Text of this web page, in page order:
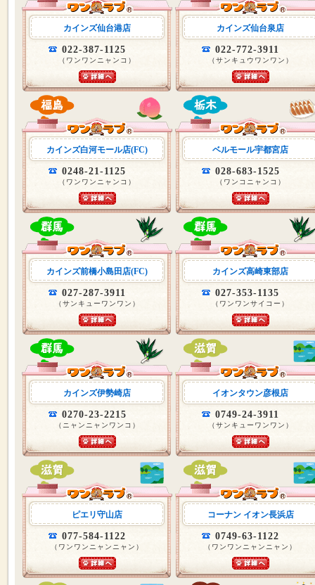
カインズ仙台港店
022-387-1125
（ワンワンニャンコ）
カインズ仙台泉店
022-772-3911
（サンキュウワンワン）
カインズ白河モール店(FC)
0248-21-1125
（ワンワンニャンコ）
ベルモール宇都宮店
028-683-1525
（ワンコニャンコ）
カインズ前橋小島田店(FC)
027-287-3911
（サンキューワンワン）
カインズ高崎東部店
027-353-1135
（ワンワンサイコー）
カインズ伊勢崎店
0270-23-2215
（ニャンニャンワンコ）
イオンタウン彦根店
0749-24-3911
（サンキューワンワン）
ピエリ守山店
077-584-1122
（ワンワンニャンニャン）
コーナン イオン長浜店
0749-63-1122
（ワンワンニャンニャン）